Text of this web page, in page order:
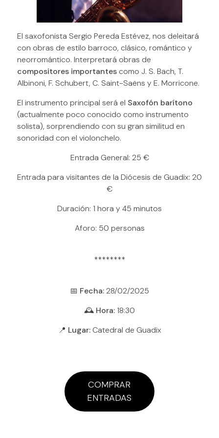
El saxofonista Sergio Pereda Estévez, nos deleitará
con obras de estilo barroco, clásico, romántico y
neorromántico. Interpretará obras de
compositores importantes como J. S. Bach, T.
Albinoni, F. Schubert, C. Saint-Saëns y E. Morricone.
El instrumento principal será el Saxofón barítono
(actualmente poco conocido como instrumento
solista), sorprendiendo con su gran similitud en
sonoridad con el violonchelo.
Entrada General: 25 €
Entrada para visitantes de la Diócesis de Guadix: 20
€
Duración: 1 hora y 45 minutos
Aforo: 50 personas
********
📅 Fecha:28/02/2025
🕰 Hora: 18:30
📍 Lugar:Catedral de Guadix
COMPRAR
ENTRADAS